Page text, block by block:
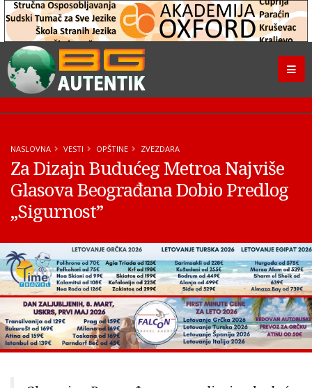
NASLOVNA VESTI OPŠTINE ZVEZDARA
Za Dizajn Budućeg Metroa Najviše
Glasova Beograđana Dobio Predlog
„Sigurnost”